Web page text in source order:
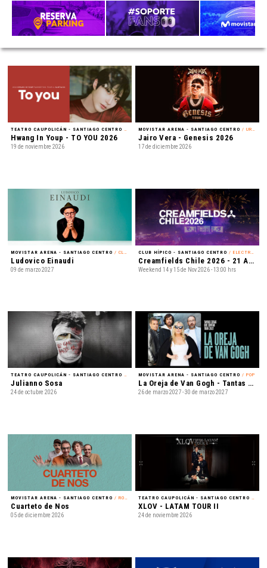
TEATRO CAUPOLICÁN - SANTIAGO CENTRO
Hwang In Youp - TO YOU 2026
19 de noviembre 2026
MOVISTAR ARENA - SANTIAGO CENTRO / URBANO
Jairo Vera - Genesis 2026
17 de diciembre 2026
MOVISTAR ARENA - SANTIAGO CENTRO / CLÁSICA
Ludovico Einaudi
09 de marzo 2027
CLUB HÍPICO - SANTIAGO CENTRO / ELECTRÓNICA
Creamfields Chile 2026 - 21 Años
Weekend 14 y 15 de Nov 2026 - 13:00 hrs
TEATRO CAUPOLICÁN - SANTIAGO CENTRO
Julianno Sosa
24 de octubre 2026
MOVISTAR ARENA - SANTIAGO CENTRO / POP
La Oreja de Van Gogh - Tantas cosas que contar Tour 2027
26 de marzo 2027 - 30 de marzo 2027
MOVISTAR ARENA - SANTIAGO CENTRO / ROCK
Cuarteto de Nos
05 de diciembre 2026
TEATRO CAUPOLICÁN - SANTIAGO CENTRO
XLOV - LATAM TOUR II
24 de noviembre 2026